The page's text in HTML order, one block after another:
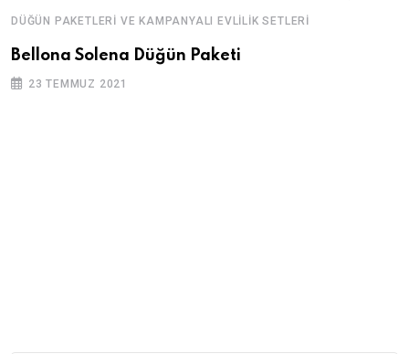
DÜĞÜN PAKETLERI VE KAMPANYALI EVLILIK SETLERI
Bellona Solena Düğün Paketi
23 TEMMUZ 2021